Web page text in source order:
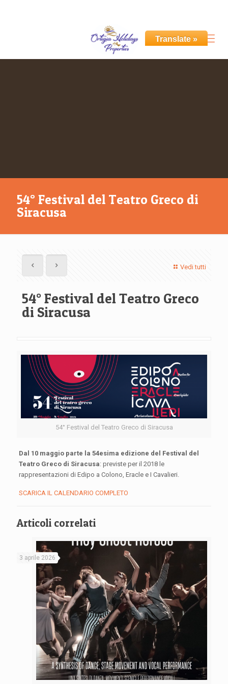
54° Festival del Teatro Greco di
Siracusa
Vedi tutti
54° Festival del Teatro Greco
di Siracusa
54° Festival del Teatro Greco di Siracusa
Dal 10 maggio parte la 54esima edizione del Festival del
Teatro Greco di Siracusa: previste per il 2018 le
rappresentazioni di Edipo a Colono, Eracle e I Cavalieri.
SCARICA IL CALENDARIO COMPLETO
Articoli correlati
3 aprile 2026
Translate »